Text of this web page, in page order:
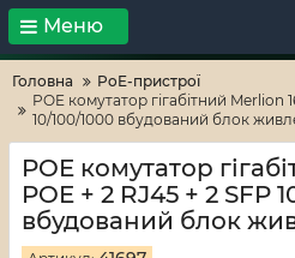
Тільки високі
Меню
Головна
PoE-пристрої
POE комутатор гігабітний Merlion
10/100/1000 вбудований блок
POE комутатор
POE + 2 RJ45 + 2 SFP
вбудований блок